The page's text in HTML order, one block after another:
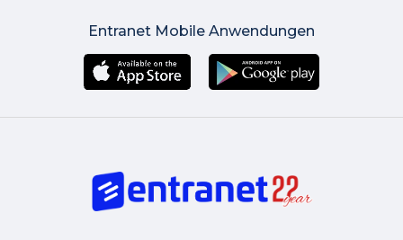
Entranet Mobile Anwendungen